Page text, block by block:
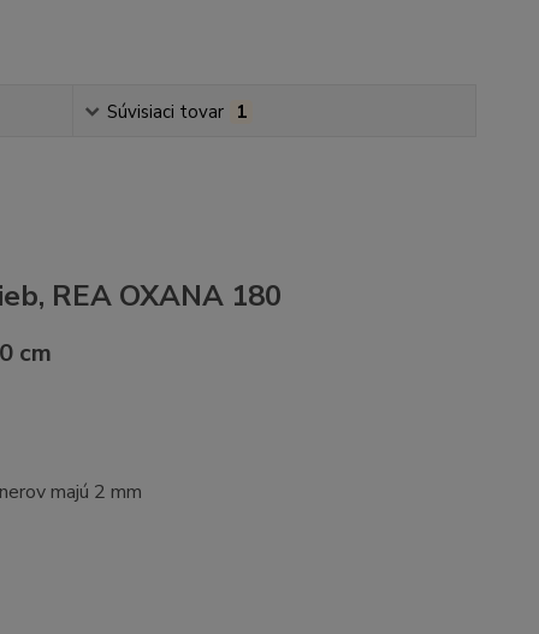
Súvisiaci tovar 1
REA OXANA 180
cm
majú 2 mm